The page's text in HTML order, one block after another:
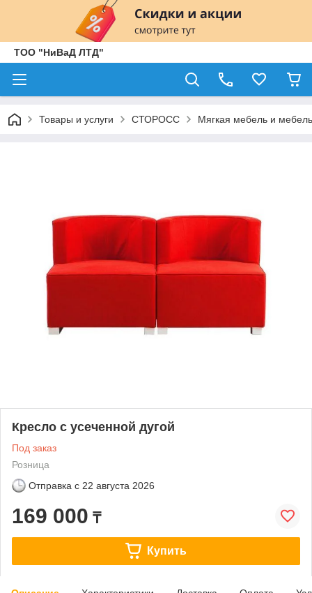
ТОО "НиВаД ЛТД"
Товары и услуги СТОРОСС Мягкая мебель и
Кресло с усеченной дугой
Под заказ
Розница
Отправка с 22 августа 2026
169 000 ₸
Купить